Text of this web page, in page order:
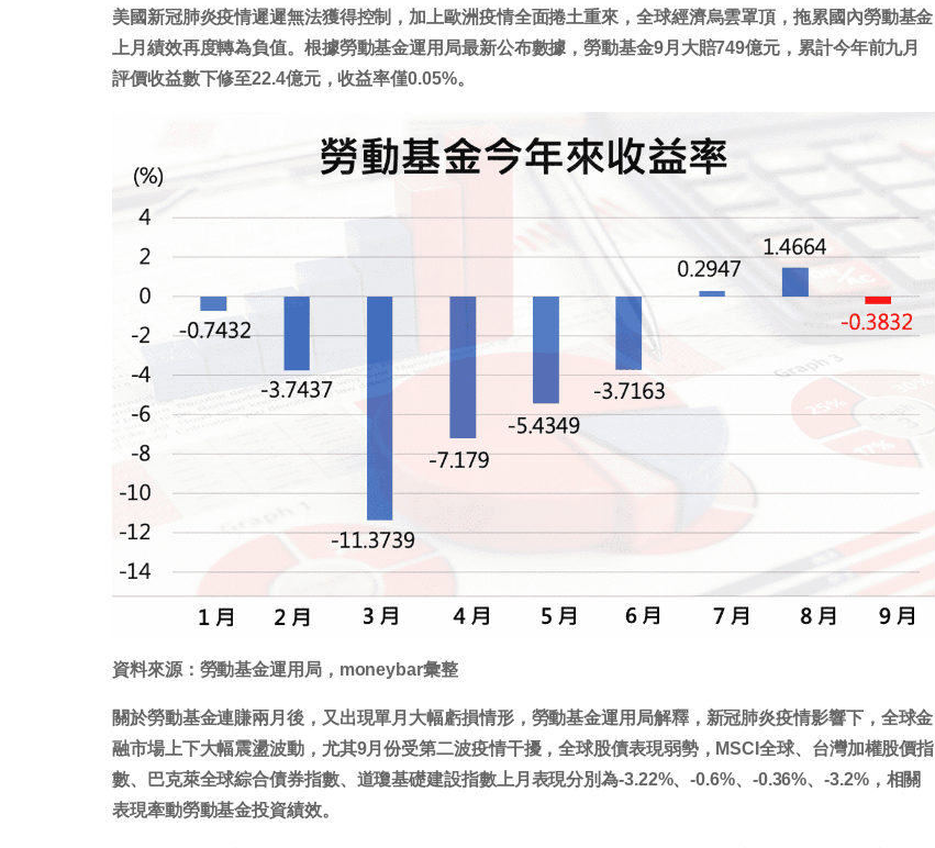
美國新冠肺炎疫情遲遲無法獲得控制，加上歐洲疫情全面捲土重來，全球經濟烏雲罩頂，拖累國內勞動基金
上月績效再度轉為負值。根據勞動基金運用局最新公布數據，勞動基金9月大賠749億元，累計今年前九月
評價收益數下修至22.4億元，收益率僅0.05%。
資料來源：勞動基金運用局，moneybar彙整
關於勞動基金連賺兩月後，又出現單月大幅虧損情形，勞動基金運用局解釋，新冠肺炎疫情影響下，全球金
融市場上下大幅震盪波動，尤其9月份受第二波疫情干擾，全球股債表現弱勢，MSCI全球、台灣加權股價指
數、巴克萊全球綜合債券指數、道瓊基礎建設指數上月表現分別為-3.22%、-0.6%、-0.36%、-3.2%，相關
表現牽動勞動基金投資績效。